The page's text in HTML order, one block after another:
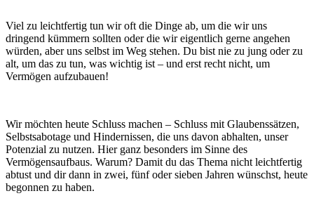
Viel zu leichtfertig tun wir oft die Dinge ab, um die wir uns
dringend kümmern sollten oder die wir eigentlich gerne angehen
würden, aber uns selbst im Weg stehen. Du bist nie zu jung oder zu
alt, um das zu tun, was wichtig ist – und erst recht nicht, um
Vermögen aufzubauen!
Wir möchten heute Schluss machen – Schluss mit Glaubenssätzen,
Selbstsabotage und Hindernissen, die uns davon abhalten, unser
Potenzial zu nutzen. Hier ganz besonders im Sinne des
Vermögensaufbaus. Warum? Damit du das Thema nicht leichtfertig
abtust und dir dann in zwei, fünf oder sieben Jahren wünschst, heute
begonnen zu haben.